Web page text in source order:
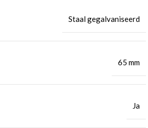
Staal gegalvaniseerd
65 mm
Ja